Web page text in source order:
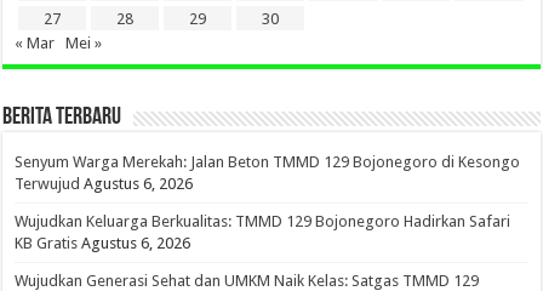
27
28 29
30
« Mar
Mei »
BERITA TERBARU
Senyum Warga Merekah: Jalan Beton TMMD 129 Bojonegoro di Kesongo
Terwujud Agustus 6, 2026
Wujudkan Keluarga Berkualitas: TMMD 129 Bojonegoro Hadirkan Safari
KB Gratis Agustus 6, 2026
Wujudkan Generasi Sehat dan UMKM Naik Kelas: Satgas TMMD 129